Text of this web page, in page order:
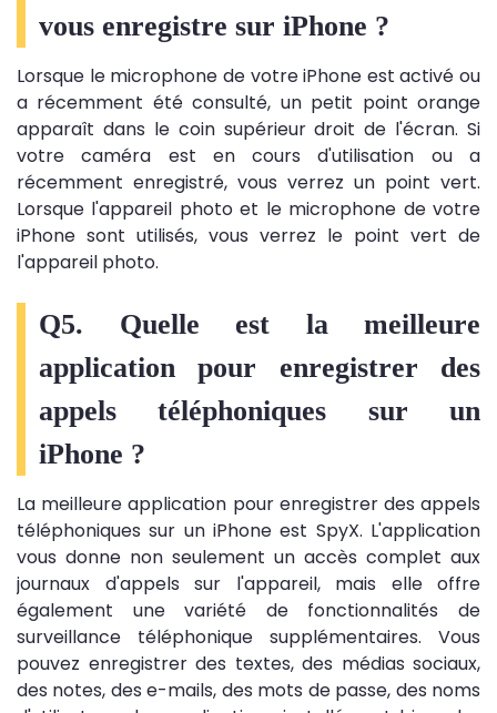
vous enregistre sur iPhone ?
Lorsque le microphone de votre iPhone est activé ou
a récemment été consulté, un petit point orange
apparaît dans le coin supérieur droit de l'écran. Si
votre caméra est en cours d'utilisation ou a
récemment enregistré, vous verrez un point vert.
Lorsque l'appareil photo et le microphone de votre
iPhone sont utilisés, vous verrez le point vert de
l'appareil photo.
Q5. Quelle est la meilleure
application pour enregistrer des
appels téléphoniques sur un
iPhone ?
La meilleure application pour enregistrer des appels
téléphoniques sur un iPhone est SpyX. L'application
vous donne non seulement un accès complet aux
journaux d'appels sur l'appareil, mais elle offre
également une variété de fonctionnalités de
surveillance téléphonique supplémentaires. Vous
pouvez enregistrer des textes, des médias sociaux,
des notes, des e-mails, des mots de passe, des noms